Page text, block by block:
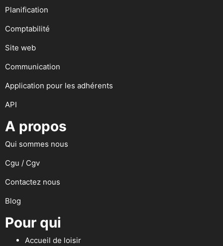
Planification
Comptabilité
Site web
Communication
Application pour les adhérents
API
A propos
Qui sommes nous
Cgu / Cgv
Contactez nous
Blog
Pour qui
Accueil de loisir